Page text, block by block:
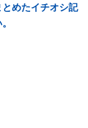
めたイチオシ記